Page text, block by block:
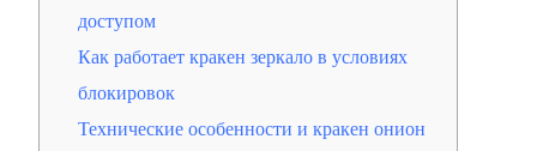
доступом
Как работает кракен зеркало в условиях
блокировок
Технические особенности и кракен онион